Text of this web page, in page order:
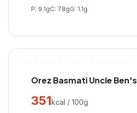
P: 9.1gC: 78gG: 1.1g
Orez Basmati Uncle Ben's
351kcal / 100g